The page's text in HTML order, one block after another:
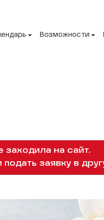
Возможности
заходила на сайт.
заявку в